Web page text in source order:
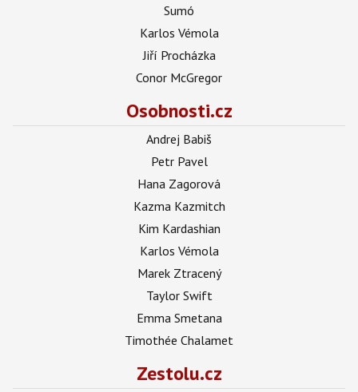
Sumó
Karlos Vémola
Jiří Procházka
Conor McGregor
Osobnosti.cz
Andrej Babiš
Petr Pavel
Hana Zagorová
Kazma Kazmitch
Kim Kardashian
Karlos Vémola
Marek Ztracený
Taylor Swift
Emma Smetana
Timothée Chalamet
Zestolu.cz